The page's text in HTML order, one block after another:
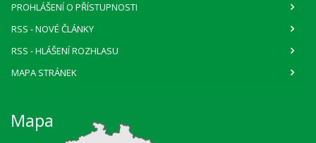
PROHLÁŠENÍ O PŘÍSTUPNOSTI
RSS - NOVÉ ČLÁNKY
RSS - HLÁŠENÍ ROZHLASU
MAPA STRÁNEK
Mapa